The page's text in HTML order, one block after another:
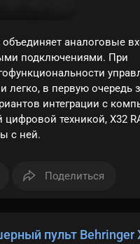
объединяет аналоговые
подключениями. При
легко, в первую очередь
интеграции с
техникой, Х32
с ней.
Поделиться
пульт Behringer